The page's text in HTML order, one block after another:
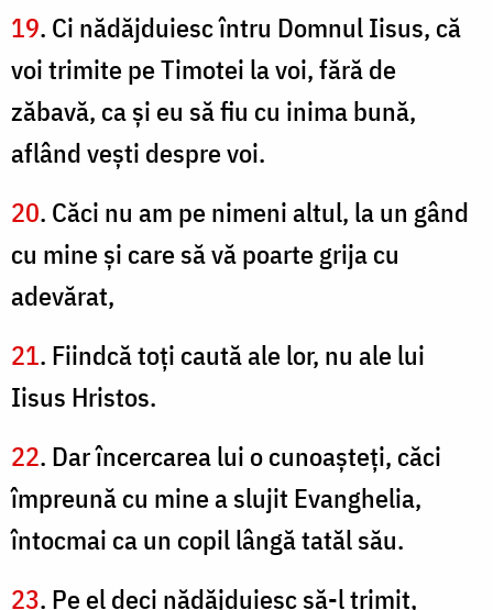
19. Ci nădăjduiesc întru Domnul Iisus, că
voi trimite pe Timotei la voi, fără de
zăbavă, ca şi eu să fiu cu inima bună,
aflând veşti despre voi.
20. Căci nu am pe nimeni altul, la un gând
cu mine şi care să vă poarte grija cu
adevărat,
21. Fiindcă toţi caută ale lor, nu ale lui
Iisus Hristos.
22. Dar încercarea lui o cunoaşteţi, căci
împreună cu mine a slujit Evanghelia,
întocmai ca un copil lângă tatăl său.
23. Pe el deci nădăjduiesc să-l trimit,